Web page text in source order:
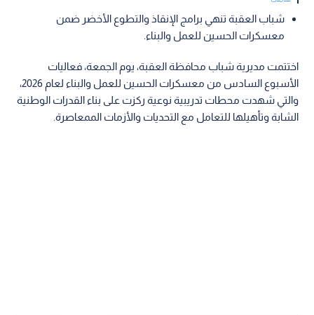
شباب العقبة تنهي برامج الإنقاذ والتطوع الأخضر ضمن
معسكرات الحسين للعمل والبناء.
اختتمت مديرية شباب محافظة العقبة، يوم الجمعة، فعاليات
الأسبوع السادس من معسكرات الحسين للعمل والبناء لعام 2026،
والتي شهدت محطات تدريبية نوعية ركزت على بناء القدرات الوطنية
الشابة وتأهيلها للتعامل مع التحديات والأزمات الممعاصرة.